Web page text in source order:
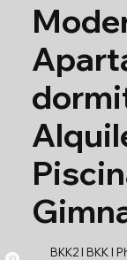
BKK2 l BKK l